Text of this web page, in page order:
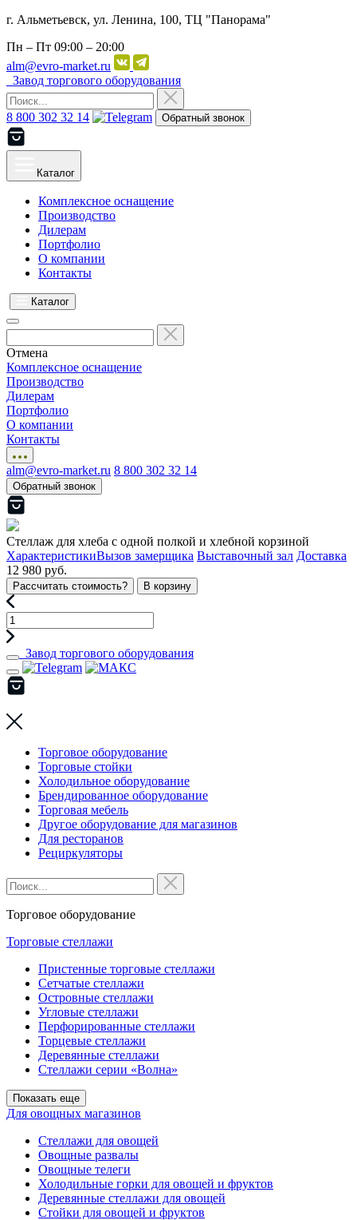
г. Альметьевск, ул. Ленина, 100, ТЦ "Панорама"
Пн – Пт 09:00 – 20:00
alm@evro-market.ru
Завод торгового оборудования
8 800 302 32 14 Обратный звонок
Каталог
Комплексное оснащение
Производство
Дилерам
Портфолио
О компании
Контакты
Каталог
Отмена
Комплексное оснащение
Производство
Дилерам
Портфолио
О компании
Контакты
alm@evro-market.ru 8 800 302 32 14
Обратный звонок
Стеллаж для хлеба с одной полкой и хлебной корзиной
ХарактеристикиВызов замерщика Выставочный зал Доставка
12 980 руб.
Рассчитать стоимость? В корзину
Завод торгового оборудования
Торговое оборудование
Торговые стойки
Холодильное оборудование
Брендированное оборудование
Торговая мебель
Другое оборудование для магазинов
Для ресторанов
Рециркуляторы
Торговое оборудование
Торговые стеллажи
Пристенные торговые стеллажи
Сетчатые стеллажи
Островные стеллажи
Угловые стеллажи
Перфорированные стеллажи
Торцевые стеллажи
Деревянные стеллажи
Стеллажи серии «Волна»
Показать еще
Для овощных магазинов
Стеллажи для овощей
Овощные развалы
Овощные телеги
Холодильные горки для овощей и фруктов
Деревянные стеллажи для овощей
Стойки для овощей и фруктов